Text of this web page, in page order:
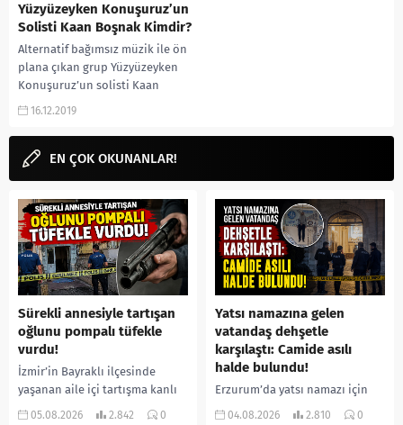
Yüzyüzeyken Konuşuruz’un
Solisti Kaan Boşnak Kimdir?
Alternatif bağımsız müzik ile ön
plana çıkan grup Yüzyüzeyken
Konuşuruz’un solisti Kaan
Boşnak kimdir? soruları arama
Kaan...
16.12.2019
EN ÇOK OKUNANLAR!
Sürekli annesiyle tartışan
oğlunu pompalı tüfekle
vurdu!
İzmir’in Bayraklı ilçesinde
yaşanan aile içi tartışma kanlı
bitti. İddiaya göre, uzun süredir
05.08.2026 2.842 0
Yatsı namazına gelen
vatandaş dehşetle
karşılaştı: Camide asılı
halde bulundu!
Erzurum’da yatsı namazı için
camiye gelen bir vatandaş,
04.08.2026 2.810 0